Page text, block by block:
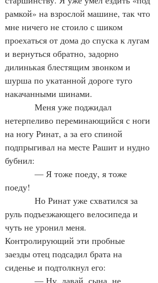
рамкой» на взрослой машине, так что
мне ничего не стоило с шиком
проехаться от дома до спуска к лугам
и вернуться обратно, задорно
дилинькая блестящим звонком и
шурша по укатанной дороге туго
накачанными шинами.
нетерпеливо переминающийся с ноги
на ногу Ринат, а за его спиной
подпрыгивал на месте Рашит и нудно
бубнил:
поеду!
руль подъезжающего велосипеда и
чуть не уронил меня.
Контролирующий эти пробные
заезды отец подсадил брата на
сиденье и подтолкнул его: